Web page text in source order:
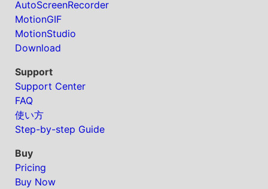
AutoScreenRecorder
MotionGIF
MotionStudio
Download
Support
Support Center
FAQ
使い方
Step-by-step Guide
Buy
Pricing
Buy Now